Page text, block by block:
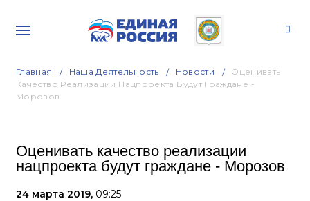
Главная Наша Деятельность Новости
Оценивать
Качество Реализации Нацпроекта Будут Граждане -
Морозов
Оценивать качество реализации
нацпроекта будут граждане - Морозов
24 марта 2019, 09:25